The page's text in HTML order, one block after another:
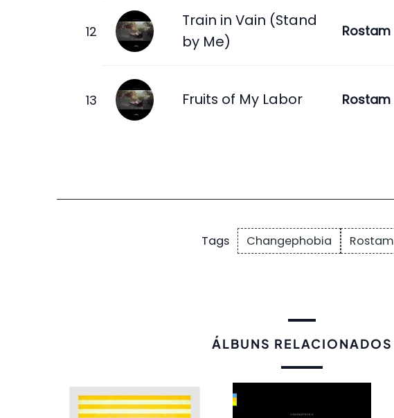
Train in Vain (Stand
by Me)
Rostam
Fruits of My Labor Rostam
Tags Changephobia Rostam
ÁLBUNS RELACIONADOS